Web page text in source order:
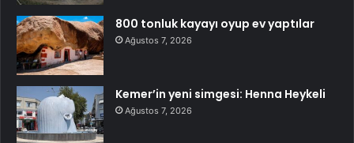
800 tonluk kayayı oyup ev yaptılar
Ağustos 7, 2026
Kemer’in yeni simgesi: Henna Heykeli
Ağustos 7, 2026